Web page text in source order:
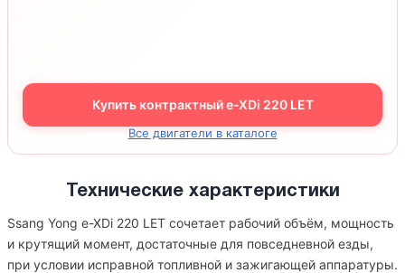
Купить контрактный e-XDi 220 LET
Все двигатели в каталоге
Технические характеристики
Ssang Yong e-XDi 220 LET сочетает рабочий объём, мощность
и крутящий момент, достаточные для повседневной езды,
при условии исправной топливной и зажигающей аппаратуры.